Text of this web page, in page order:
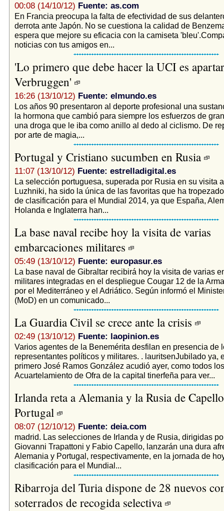
00:08 (14/10/12) Fuente: as.com
En Francia preocupa la falta de efectividad de sus
derrota ante Japón. No se cuestiona la calidad de
espera que mejore su eficacia con la camiseta
noticias con tus amigos en...
'Lo primero que debe hacer la UCI es
Verbruggen'
16:26 (13/10/12) Fuente: elmundo.es
Los años 90 presentaron al deporte profesional una
la hormona que cambió para siempre los esfuerzos de
una droga que le iba como anillo al dedo al ciclismo. De
por arte de magia,...
Portugal y Cristiano sucumben en Rusia
11:07 (13/10/12) Fuente: estrelladigital.es
La selección portuguesa, superada por Rusia en su visita
Luzhniki, ha sido la única de las favoritas que ha
de clasificación para el Mundial 2014, ya que España,
Holanda e Inglaterra han...
La base naval recibe hoy la visita de varias
embarcaciones militares
05:49 (13/10/12) Fuente: europasur.es
La base naval de Gibraltar recibirá hoy la visita de varias
militares integradas en el despliegue Cougar 12 de la
por el Mediterráneo y el Adriático. Según informó el
(MoD) en un comunicado...
La Guardia Civil se crece ante la crisis
02:49 (13/10/12) Fuente: laopinion.es
Varios agentes de la Benemérita desfilan en presencia de
representantes políticos y militares. . lauritsenJubilado ya,
primero José Ramos González acudió ayer, como todos
Acuartelamiento de Ofra de la capital tinerfeña para ver...
Irlanda reta a Alemania y la Rusia de
Portugal
08:07 (12/10/12) Fuente: deia.com
madrid. Las selecciones de Irlanda y de Rusia, dirigidas
Giovanni Trapattoni y Fabio Capello, lanzarán una dura
Alemania y Portugal, respectivamente, en la jornada de
clasificación para el Mundial...
Ribarroja del Turia dispone de 28 nuevos
soterrados de recogida selectiva